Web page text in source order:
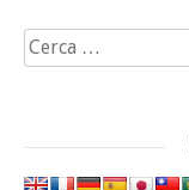
Ricerca
per: